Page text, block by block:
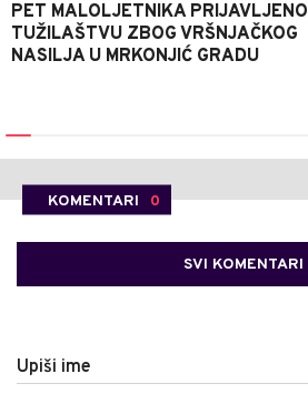
PET MALOLJETNIKA PRIJAVLJENO
TUŽILAŠTVU ZBOG VRŠNJAČKOG
NASILJA U MRKONJIĆ GRADU
KOMENTARI 0
SVI KOMENTARI
Upiši ime